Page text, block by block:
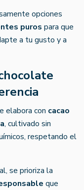
opciones
puros para que
a tu gusto y a
elabora con cacao
, cultivado sin
respetando el
se prioriza la
que